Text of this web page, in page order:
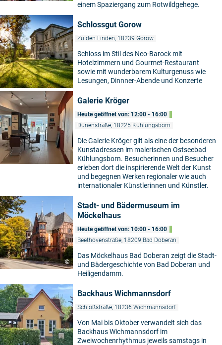
einem Spaziergang zum Rotwildgehege.
Schlossgut Gorow
Zu den Linden, 18239 Gorow
Schloss im Stil des Neo-Barock mit
Hotelzimmern und Gourmet-Restaurant
sowie mit wunderbarem Kulturgenuss wie
Lesungen, Dinnner-Abende und Konzerte
Galerie Kröger
Heute geöffnet von: 12:00 - 16:00
Dünenstraße, 18225 Kühlungsborn
Die Galerie Kröger gilt als eine der besonderen
Kunstadressen im malerischen Ostseebad
Kühlungsborn. Besucherinnen und Besucher
erleben dort die inspirierende Welt der Kunst
und begegnen Werken regionaler wie auch
internationaler Künstlerinnen und Künstler.
©
Stadt- und Bädermuseum im
Möckelhaus
Heute geöffnet von: 10:00 - 16:00
Beethovenstraße, 18209 Bad Doberan
Das Möckelhaus Bad Doberan zeigt die Stadt-
und Bädergeschichte von Bad Doberan und
Heiligendamm.
Backhaus Wichmannsdorf
Schloßstraße, 18236 Wichmannsdorf
Von Mai bis Oktober verwandelt sich das
Backhaus Wichmannsdorf im
Zweiwochenrhythmus jeweils samstags in